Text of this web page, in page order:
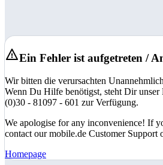
Ein Fehler ist aufgetreten /
Wir bitten die verursachten
Wenn Du Hilfe benötigst, steht Dir unser
(0)30 - 81097 - 601 zur Verfügung.
We apologise for any inconvenience! If
contact our mobile.de Customer Support
Homepage